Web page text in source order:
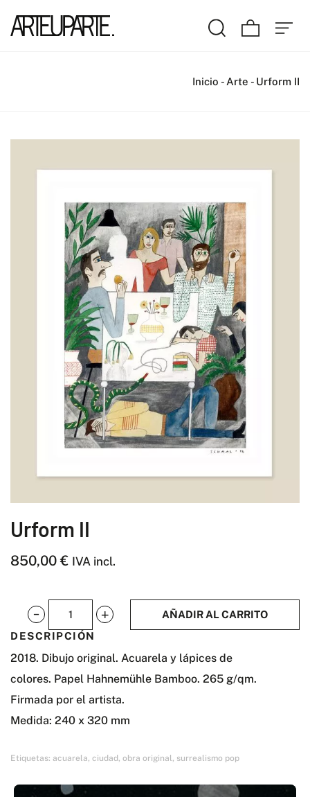
Inicio - Arte - Urform II
Urform II
850,00€ IVA incl.
Urform
II
cantidad
AÑADIR AL CARRITO
DESCRIPCIÓN
2018. Dibujo original. Acuarela y lápices de
colores. Papel Hahnemühle Bamboo. 265 g/qm.
Firmada por el artista.
Medida: 240 x 320 mm
Etiquetas: acuarela, ciudad, obra original , surrealismo pop